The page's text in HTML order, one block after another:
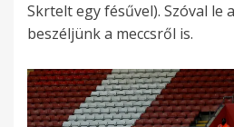
Skrtelt egy fésűvel). Szóval le
beszéljünk a meccsről is.